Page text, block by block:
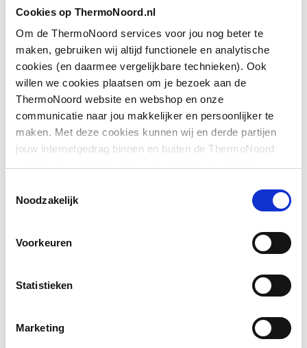
Cookies op ThermoNoord.nl
Om de ThermoNoord services voor jou nog beter te
maken, gebruiken wij altijd functionele en analytische
cookies (en daarmee vergelijkbare technieken). Ook
willen we cookies plaatsen om je bezoek aan de
ThermoNoord website en webshop en onze
communicatie naar jou makkelijker en persoonlijker te
maken. Met deze cookies kunnen wij en derde partijen
jouw internetgedrag binnen en buiten de ThermoNoord
communicatie aan jouw interesses aan. We slaan je
Noodzakelijk
Voorkeuren
Statistieken
Marketing
Verchroomd Ja
Kleur Overig
Met rozet Nee
Downloads
Bouwtekeningimage/png,12 KB